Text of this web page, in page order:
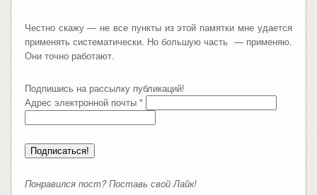
Честно скажу — не все пункты из этой памятки мне удается
применять систематически. Но большую часть — применяю.
Они точно работают.
Подпишись на рассылку публикаций!
Адрес электронной почты *
Понравился пост? Поставь свой Лайк!